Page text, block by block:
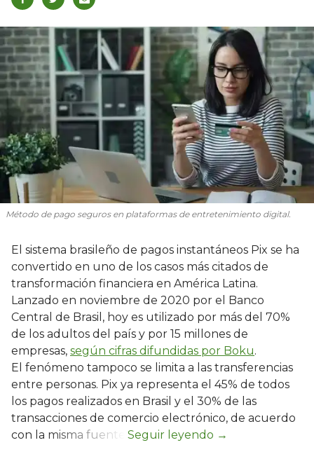
Método de pago seguros en plataformas de entretenimiento digital.
El sistema brasileño de pagos instantáneos Pix se ha
convertido en uno de los casos más citados de
transformación financiera en América Latina.
Lanzado en noviembre de 2020 por el Banco
Central de Brasil, hoy es utilizado por más del 70%
de los adultos del país y por 15 millones de
empresas, según cifras difundidas por Boku.
El fenómeno tampoco se limita a las transferencias
entre personas. Pix ya representa el 45% de todos
los pagos realizados en Brasil y el 30% de las
transacciones de comercio electrónico, de acuerdo
con la misma fuente.